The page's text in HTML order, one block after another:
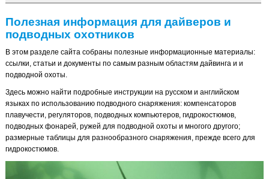
Полезная информация для дайверов и
подводных охотников
В этом разделе сайта собраны полезные информационные материалы:
ссылки, статьи и документы по самым разным областям дайвинга и и
подводной охоты.
Здесь можно найти подробные инструкции на русском и английском
языках по использованию подводного снаряжения: компенсаторов
плавучести, регуляторов, подводных компьютеров, гидрокостюмов,
подводных фонарей, ружей для подводной охоты и многого другого;
размерные таблицы для разнообразного снаряжения, прежде всего для
гидрокостюмов.